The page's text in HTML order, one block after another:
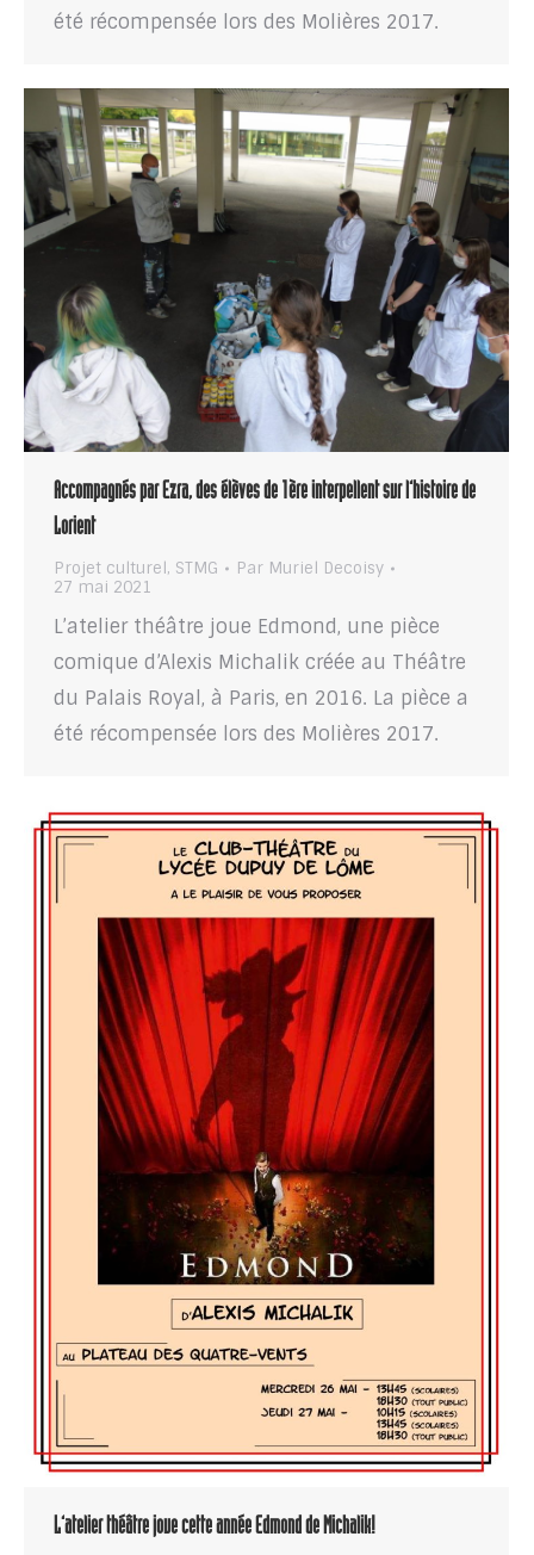
été récompensée lors des Molières 2017.
Accompagnés par Ezra, des élèves de 1ère interpellent sur l’histoire de
Lorient
Projet culturel, STMG Par Muriel Decoisy
27 mai 2021
L’atelier théâtre joue Edmond, une pièce
comique d’Alexis Michalik créée au Théâtre
du Palais Royal, à Paris, en 2016. La pièce a
été récompensée lors des Molières 2017.
L’atelier théâtre joue cette année Edmond de Michalik!